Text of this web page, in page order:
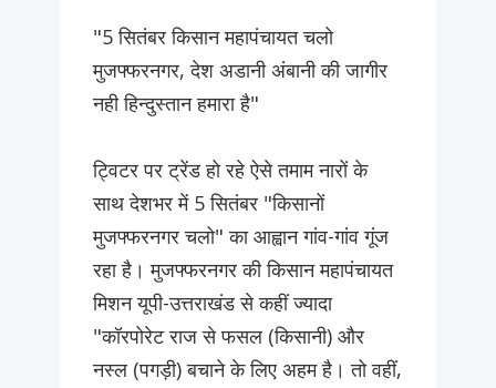
"5 सितंबर किसान महापंचायत चलो
मुजफ्फरनगर, देश अडानी अंबानी की जागीर
नही हिन्दुस्तान हमारा है"
ट्विटर पर ट्रेंड हो रहे ऐसे तमाम नारों के
साथ देशभर में 5 सितंबर "किसानों
मुजफ्फरनगर चलो" का आह्वान गांव-गांव गूंज
रहा है। मुजफ्फरनगर की किसान महापंचायत
मिशन यूपी-उत्तराखंड से कहीं ज्यादा
"कॉरपोरेट राज से फसल (किसानी) और
नस्ल (पगड़ी) बचाने के लिए अहम है। तो वहीं,